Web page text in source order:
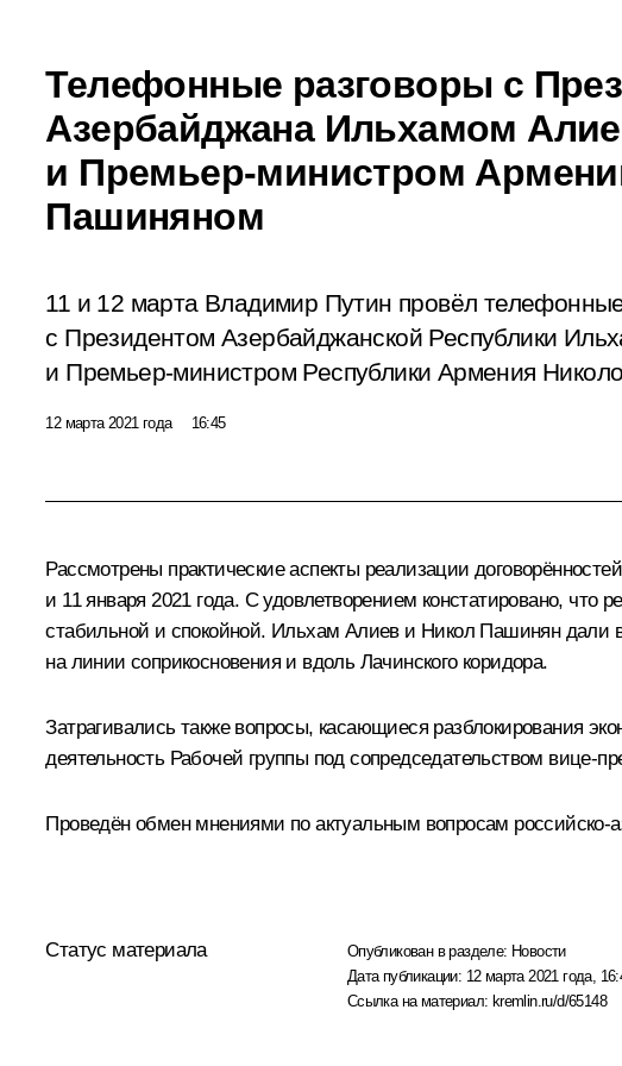
Телефонные разговоры с
Азербайджана Ильхамом
и Премьер-министром
Пашиняном
11 и 12 марта Владимир Путин провёл
с Президентом Азербайджанской Республики
и Премьер-министром Республики Армения
12 марта 2021 года 16:45
Рассмотрены практические аспекты реализации
и 11 января 2021 года. С удовлетворением констатировано, что
стабильной и спокойной. Ильхам Алиеви Никол Пашиняндали
на линии соприкосновения и вдоль Лачинского коридора.
Затрагивались также вопросы, касающиеся разблокирования
деятельность Рабочей группы под сопредседательством вице-
Проведён обмен мнениями по актуальным вопросам российско-
Статус материала Опубликован в разделе: Новости
Дата публикации: 12 марта 2021 года,
Ссылка на материал: kremlin.ru/d/65148